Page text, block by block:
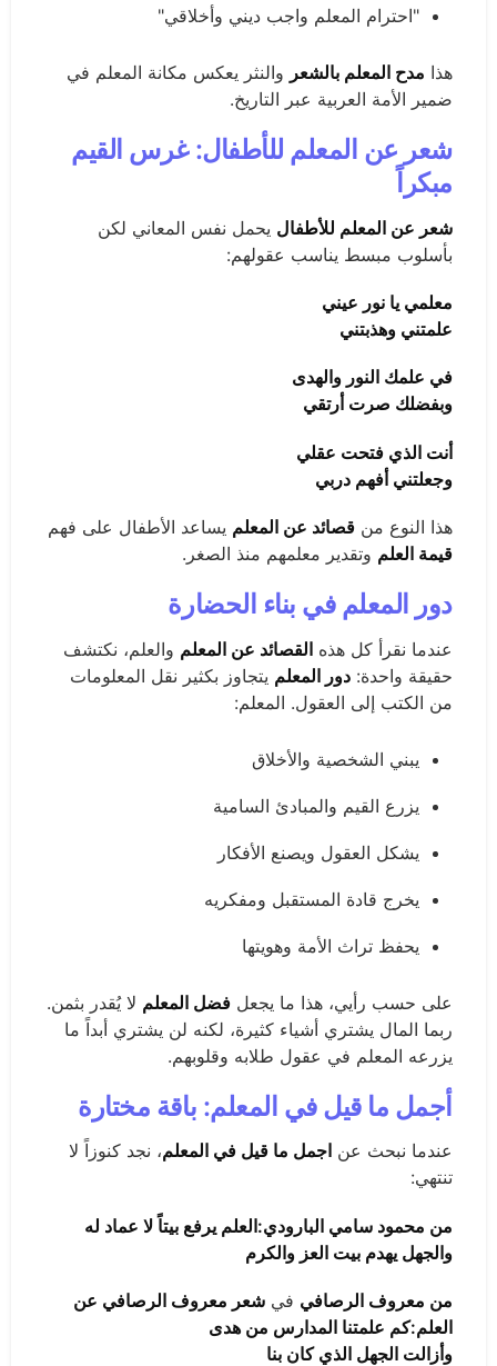
"احترام المعلم واجب ديني وأخلاقي"
هذا مدح المعلم بالشعر والنثر يعكس مكانة المعلم في
ضمير الأمة العربية عبر التاريخ.
شعر عن المعلم للأطفال: غرس القيم
مبكراً
شعر عن المعلم للأطفال يحمل نفس المعاني لكن
بأسلوب مبسط يناسب عقولهم:
معلمي يا نور عيني
علمتني وهذبتني
في علمك النور والهدى
وبفضلك صرت أرتقي
أنت الذي فتحت عقلي
وجعلتني أفهم دربي
هذا النوع من قصائد عن المعلم يساعد الأطفال على فهم
قيمة العلم وتقدير معلمهم منذ الصغر.
دور المعلم في بناء الحضارة
عندما نقرأ كل هذه القصائد عن المعلم والعلم، نكتشف
حقيقة واحدة: دور المعلم يتجاوز بكثير نقل المعلومات
من الكتب إلى العقول. المعلم:
يبني الشخصية والأخلاق
يزرع القيم والمبادئ السامية
يشكل العقول ويصنع الأفكار
يخرج قادة المستقبل ومفكريه
يحفظ تراث الأمة وهويتها
على حسب رأيي، هذا ما يجعل فضل المعلم لا يُقدر بثمن.
ربما المال يشتري أشياء كثيرة، لكنه لن يشتري أبداً ما
يزرعه المعلم في عقول طلابه وقلوبهم.
أجمل ما قيل في المعلم: باقة مختارة
عندما نبحث عن اجمل ما قيل في المعلم، نجد كنوزاً لا
تنتهي:
من محمود سامي البارودي:العلم يرفع بيتاً لا عماد له
والجهل يهدم بيت العز والكرم
من معروف الرصافي في شعر معروف الرصافي عن
العلم:كم علمتنا المدارس من هدى
وأزالت الجهل الذي كان بنا